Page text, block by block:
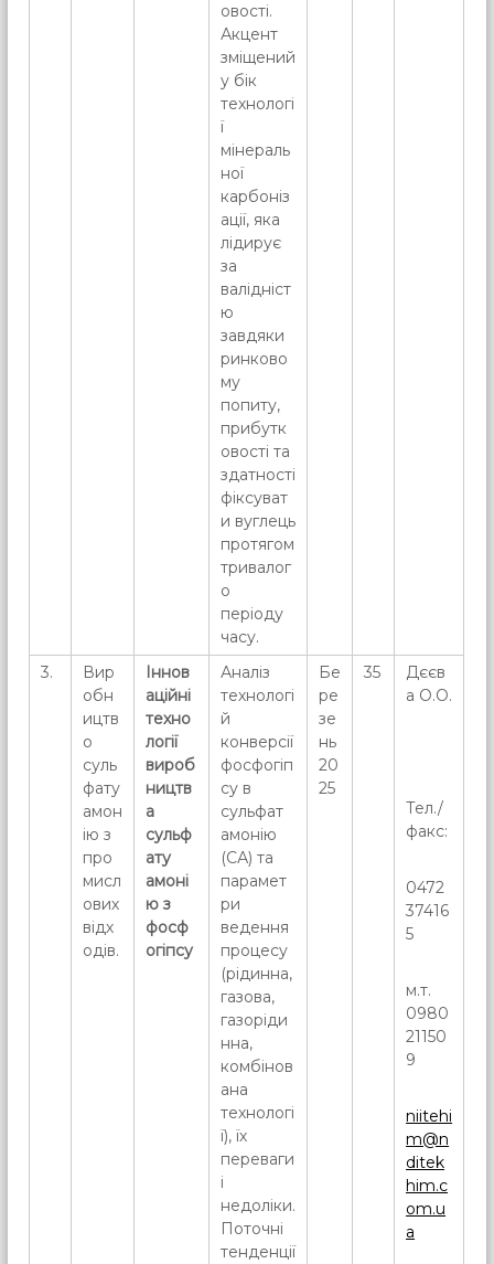
овості.
Акцент
зміщений
у бік
технологі
ї
мінераль
ної
карбоніз
ації, яка
лідирує
за
валідніст
ю
завдяки
ринково
му
попиту,
прибутк
овості та
здатності
фіксуват
и вуглець
протягом
тривалог
о
періоду
часу.
3.
Вир
обн
ицтв
о
суль
фату
амон
ію з
про
мисл
ових
відх
одів.
Іннов
аційні
техно
логії
вироб
ництв
а
сульф
ату
амоні
ю з
фосф
огіпсу
Аналіз
технологі
й
конверсії
фосфогіп
су в
сульфат
амонію
(СА) та
парамет
ри
ведення
процесу
(рідинна,
газова,
газоріди
нна,
комбінов
ана
технологі
ї), їх
переваги
і
недоліки.
Поточні
тенденції
Бе
ре
зе
нь
20
25
35
Дєєв
а О.О.
Тел./
факс:
0472
37416
5
м.т.
0980
21150
9
niitehi
m@n
ditek
him.c
om.u
a